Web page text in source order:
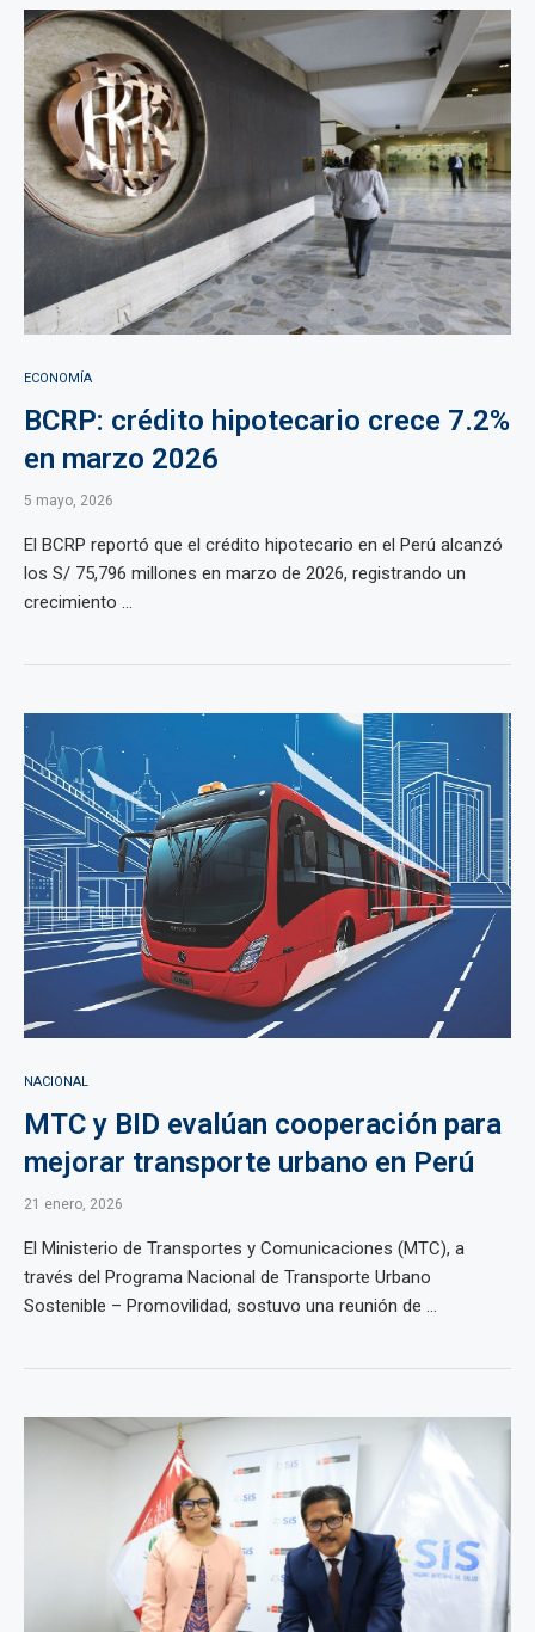
ECONOMÍA
BCRP: crédito hipotecario crece 7.2%
en marzo 2026
5 mayo, 2026
El BCRP reportó que el crédito hipotecario en el Perú alcanzó
los S/ 75,796 millones en marzo de 2026, registrando un
crecimiento ...
NACIONAL
MTC y BID evalúan cooperación para
mejorar transporte urbano en Perú
21 enero, 2026
El Ministerio de Transportes y Comunicaciones (MTC), a
través del Programa Nacional de Transporte Urbano
Sostenible – Promovilidad, sostuvo una reunión de ...